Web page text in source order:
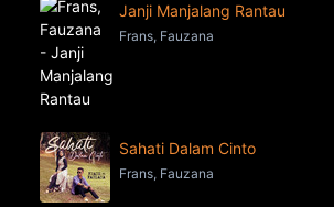
Janji Manjalang Rantau
Frans, Fauzana
Sahati Dalam Cinto
Frans, Fauzana